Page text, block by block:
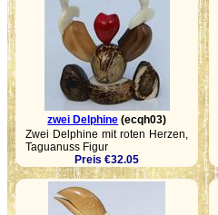
zwei Delphine (ecqh03)
Zwei Delphine mit roten Herzen,
Taguanuss Figur
Preis €32.05